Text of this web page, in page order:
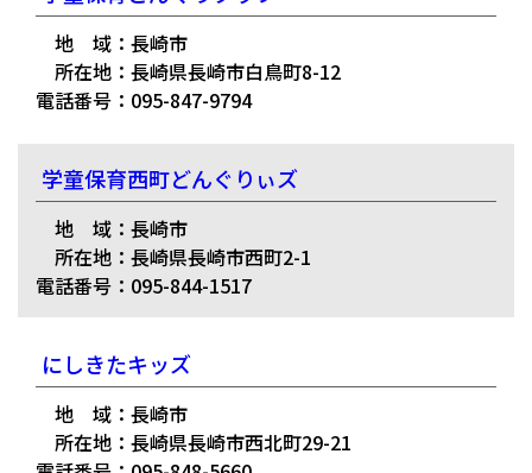
地 域：長崎市
所在地：長崎県長崎市白鳥町8-12
電話番号：095-847-9794
学童保育西町どんぐりぃズ
地 域：長崎市
所在地：長崎県長崎市西町2-1
電話番号：095-844-1517
にしきたキッズ
地 域：長崎市
所在地：長崎県長崎市西北町29-21